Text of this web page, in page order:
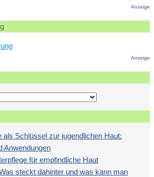
Anzeige
Anzeige
als Schlüssel zur jugendlichen Haut:
Anwendungen
für empfindliche Haut
steckt dahinter und was kann man